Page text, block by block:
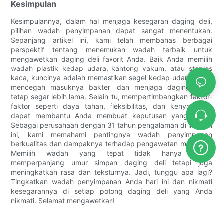
Kesimpulan
Kesimpulannya, dalam hal menjaga kesegaran daging deli,
pilihan wadah penyimpanan dapat sangat menentukan.
Sepanjang artikel ini, kami telah membahas berbagai
perspektif tentang menemukan wadah terbaik untuk
mengawetkan daging deli favorit Anda. Baik Anda memilih
wadah plastik kedap udara, kantong vakum, atau stoples
kaca, kuncinya adalah memastikan segel kedap udara untuk
mencegah masuknya bakteri dan menjaga daging Anda
tetap segar lebih lama. Selain itu, mempertimbangkan faktor-
faktor seperti daya tahan, fleksibilitas, dan kenyamanan
dapat membantu Anda membuat keputusan yang tepat.
Sebagai perusahaan dengan 31 tahun pengalaman di industri
ini, kami memahami pentingnya wadah penyimpanan
berkualitas dan dampaknya terhadap pengawetan makanan.
Memilih wadah yang tepat tidak hanya dapat
memperpanjang umur simpan daging deli tetapi juga
meningkatkan rasa dan teksturnya. Jadi, tunggu apa lagi?
Tingkatkan wadah penyimpanan Anda hari ini dan nikmati
kesegarannya di setiap potong daging deli yang Anda
nikmati. Selamat mengawetkan!